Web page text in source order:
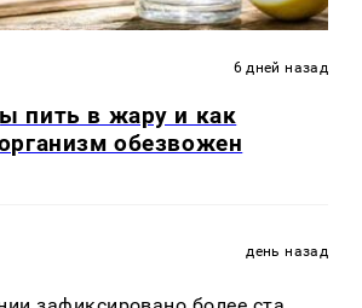
6 дней назад
пить в жару и как
обезвожен
день назад